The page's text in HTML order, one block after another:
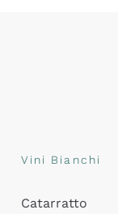
Vini Bianchi
Catarratto